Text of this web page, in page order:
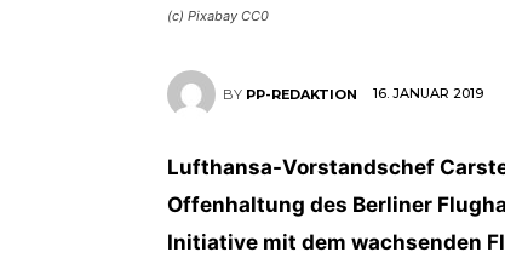
(c) Pixabay CC0
BY PP-REDAKTION 16. JANUAR 2019
Lufthansa-Vorstandschef
Offenhaltung des Berliner
Initiative mit dem wachsenden